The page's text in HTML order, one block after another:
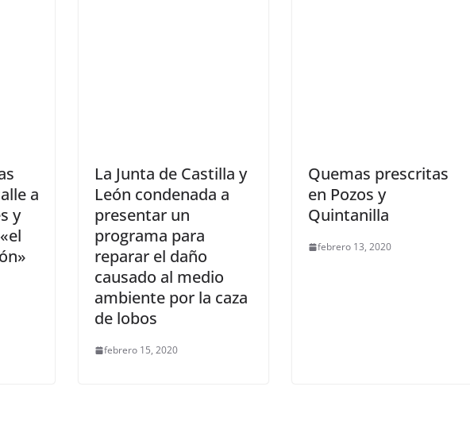
a
y
La Junta de Castilla y
León condenada a
presentar un
programa para
reparar el daño
causado al medio
ambiente por la caza
de lobos
febrero 15, 2020
Quemas prescritas
en Pozos y
Quintanilla
febrero 13, 2020